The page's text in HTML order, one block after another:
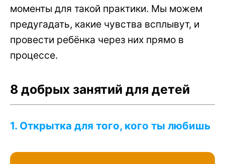
моменты для такой практики. Мы можем
предугадать, какие чувства всплывут, и
провести ребёнка через них прямо в
процессе.
8 добрых занятий для детей
1. Открытка для того, кого ты любишь